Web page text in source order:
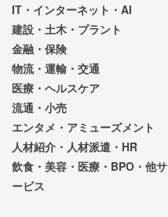
IT・インターネット・AI
建設・土木・プラント
金融・保険
物流・運輸・交通
医療・ヘルスケア
流通・小売
エンタメ・アミューズメント
人材紹介・人材派遣・HR
飲食・美容・医療・BPO・他サ
ービス